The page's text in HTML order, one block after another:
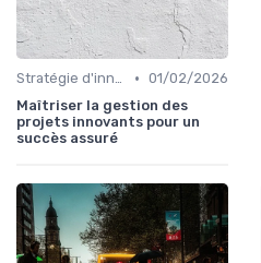
Stratégie d'innovation • 01/02/2026
Maîtriser la gestion des
projets innovants pour un
succès assuré